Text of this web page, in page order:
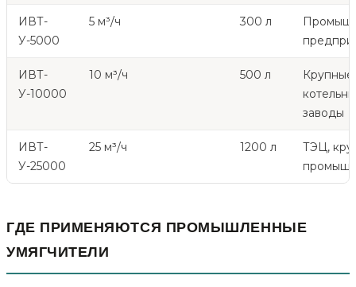
ИВТ-
У-5000
5 м³/ч 300 л
ИВТ-
У-10000
10 м³/ч 500 л
Крупные
заводы
ИВТ-
У-25000
25 м³/ч 1200 л
ТЭЦ,
ГДЕ ПРИМЕНЯЮТСЯ ПРОМЫШЛЕННЫЕ
УМЯГЧИТЕЛИ